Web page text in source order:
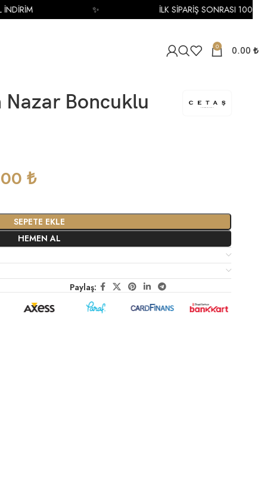
0 0.00 ₺
Nazar Boncuklu
₺
SEPETE EKLE
HEMEN AL
Paylaş:
İLK SİPARİŞ SONRASI 1000 TL